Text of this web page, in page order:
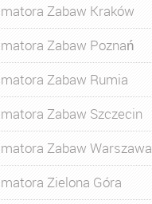
Zabaw Kraków
Zabaw Poznań
Zabaw Rumia
Zabaw Szczecin
Zabaw Warszawa
Zielona Góra